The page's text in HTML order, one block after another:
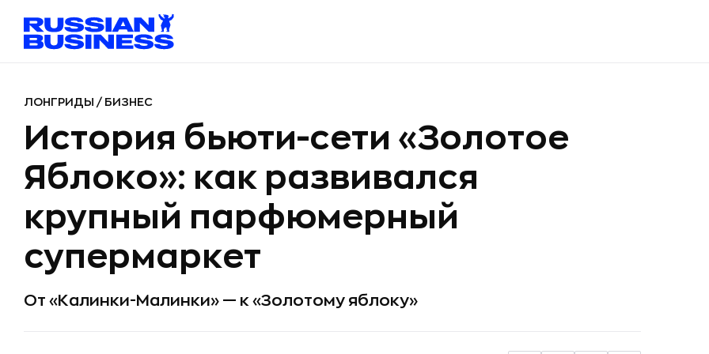
ЛОНГРИДЫ / БИЗНЕС
История бьюти-сети «Золотое
Яблоко»: как развивался
крупный парфюмерный
супермаркет
От «Калинки-Малинки» — к «Золотому яблоку»